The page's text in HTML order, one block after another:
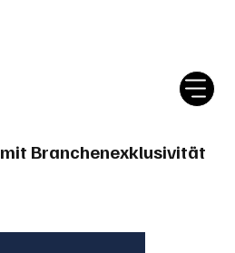
Branchenexklusivität